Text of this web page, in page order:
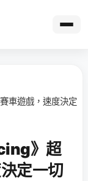
車遊戲，速度決定
》超
定一切